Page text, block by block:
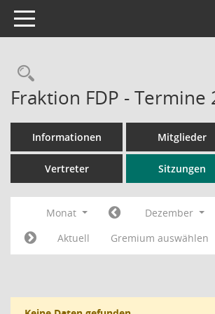
Toggle navigation
Rechercheauswahl
Fraktion FDP - Termine
Informationen Mitglieder
Vertreter Sitzungen
Monat Dezember
Aktuell
Gremium auswählen